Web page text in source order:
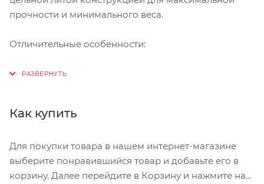
прочности и минимального веса.
Отличительные особенности:
— Вентиляционная система «4th Dimension Cooling
высоты и легкой настройкой
защиты
— Прочная и легкая конструкция
— Удобные ремешки «Tri-Fix»
Как купить
Для покупки товара в нашем интернет-магазине
выберите понравившийся товар и добавьте его в
корзину. Далее перейдите в Корзину и нажмите на